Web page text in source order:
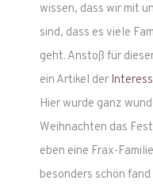
wissen, dass wir mit
sind, dass es viele
geht. Anstoß für
ein Artikel der
Hier wurde ganz
Weihnachten das
eben eine Frax-
besonders schön